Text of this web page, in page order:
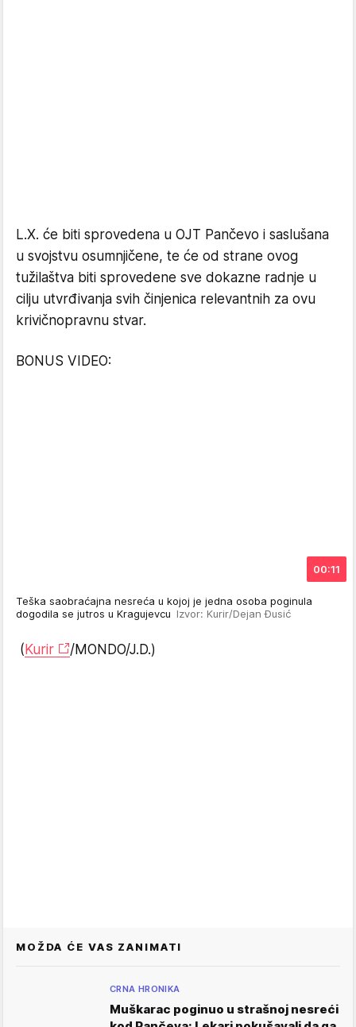
L.X. će biti sprovedena u OJT Pančevo i saslušana
u svojstvu osumnjičene, te će od strane ovog
tužilaštva biti sprovedene sve dokazne radnje u
cilju utvrđivanja svih činjenica relevantnih za ovu
krivičnopravnu stvar.
BONUS VIDEO:
00:11
Teška saobraćajna nesreća u kojoj je jedna osoba poginula
dogodila se jutros u Kragujevcu Izvor: Kurir/Dejan Đusić
(Kurir /MONDO/J.D.)
MOŽDA ĆE VAS ZANIMATI
CRNA HRONIKA
Muškarac poginuo u strašnoj nesreći